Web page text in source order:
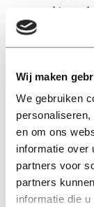
Wij maken
We gebruiken
en om ons
informatie over
partners voor
partners
informatie die
normaal in en
Ook strijdt de
tegen het
Protest
De facultaire
tegen de partij
centraal